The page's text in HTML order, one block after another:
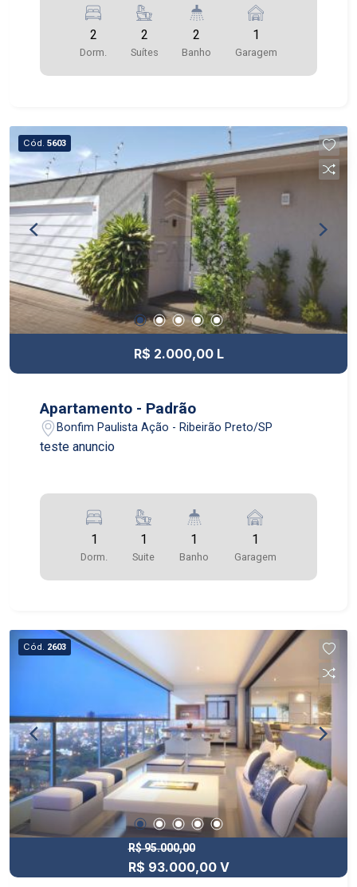
2
Dorm.
2
Suítes
2
Banho
1
Garagem
Cód. 5603
R$ 2.000,00 L
Apartamento - Padrão
Bonfim Paulista Ação - Ribeirão Preto/SP
teste anuncio
1
Dorm.
1
Suite
1
Banho
1
Garagem
Cód. 2603
R$ 95.000,00
R$ 93.000,00 V